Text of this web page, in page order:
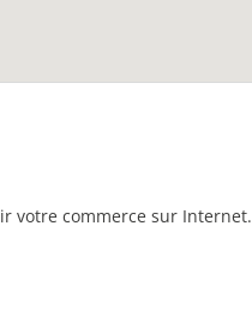
votre commerce sur Internet.